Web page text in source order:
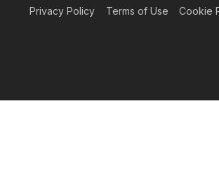
Privacy Policy
Terms of Use Cookie